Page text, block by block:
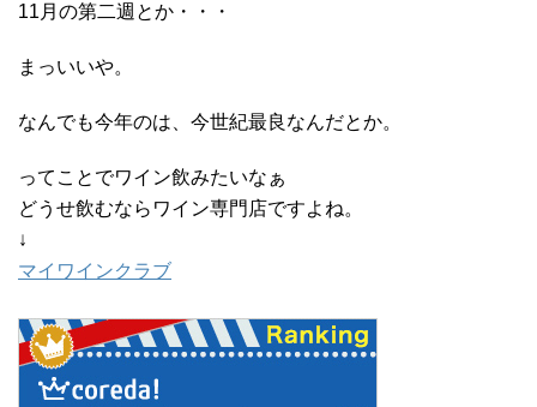
11月の第二週とか・・・
まっいいや。
なんでも今年のは、今世紀最良なんだとか。
ってことでワイン飲みたいなぁ
どうせ飲むならワイン専門店ですよね。
↓
マイワインクラブ